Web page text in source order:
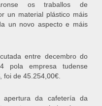
os traballos de
un material plástico máis
un novo aspecto e máis
entre decembro do
pola empresa tudense
foi de 45.254,00€.
da cafetería da